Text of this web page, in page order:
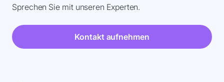
Kontakt aufnehmen
Sprechen Sie mit unseren Experten.